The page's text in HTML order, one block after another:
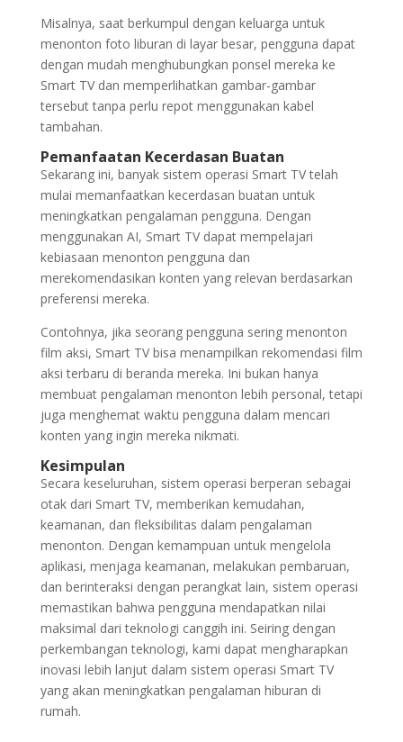
Misalnya, saat berkumpul dengan keluarga untuk
menonton foto liburan di layar besar, pengguna dapat
dengan mudah menghubungkan ponsel mereka ke
Smart TV dan memperlihatkan gambar-gambar
tersebut tanpa perlu repot menggunakan kabel
tambahan.
Pemanfaatan Kecerdasan Buatan
Sekarang ini, banyak sistem operasi Smart TV telah
mulai memanfaatkan kecerdasan buatan untuk
meningkatkan pengalaman pengguna. Dengan
menggunakan AI, Smart TV dapat mempelajari
kebiasaan menonton pengguna dan
merekomendasikan konten yang relevan berdasarkan
preferensi mereka.
Contohnya, jika seorang pengguna sering menonton
film aksi, Smart TV bisa menampilkan rekomendasi film
aksi terbaru di beranda mereka. Ini bukan hanya
membuat pengalaman menonton lebih personal, tetapi
juga menghemat waktu pengguna dalam mencari
konten yang ingin mereka nikmati.
Kesimpulan
Secara keseluruhan, sistem operasi berperan sebagai
otak dari Smart TV, memberikan kemudahan,
keamanan, dan fleksibilitas dalam pengalaman
menonton. Dengan kemampuan untuk mengelola
aplikasi, menjaga keamanan, melakukan pembaruan,
dan berinteraksi dengan perangkat lain, sistem operasi
memastikan bahwa pengguna mendapatkan nilai
maksimal dari teknologi canggih ini. Seiring dengan
perkembangan teknologi, kami dapat mengharapkan
inovasi lebih lanjut dalam sistem operasi Smart TV
yang akan meningkatkan pengalaman hiburan di
rumah.